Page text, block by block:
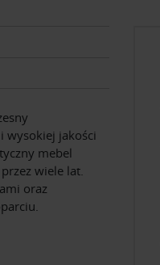
wysokiej jakości
mebel
wiele lat.
oraz